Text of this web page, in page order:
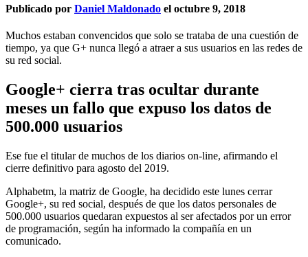
Publicado por Daniel Maldonado el octubre 9, 2018
Muchos estaban convencidos que solo se trataba de una cuestión de
tiempo, ya que G+ nunca llegó a atraer a sus usuarios en las redes de
su red social.
Google+ cierra tras ocultar durante
meses un fallo que expuso los datos de
500.000 usuarios
Ese fue el titular de muchos de los diarios on-line, afirmando el
cierre definitivo para agosto del 2019.
Alphabetm, la matriz de Google, ha decidido este lunes cerrar
Google+, su red social, después de que los datos personales de
500.000 usuarios quedaran expuestos al ser afectados por un error
de programación, según ha informado la compañía en un
comunicado.